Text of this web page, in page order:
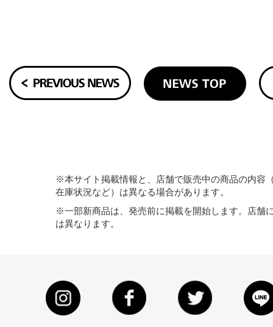
※本サイト掲載情報と、店舗で販売中の商品の内容
在庫状況など）は異なる場合があります。
※一部新商品は、発売前に掲載を開始します。店舗
は異なります。